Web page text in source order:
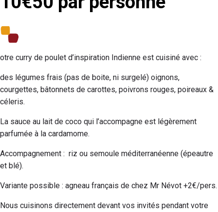
otre curry de poulet d’inspiration Indienne est cuisiné avec :
des légumes frais (pas de boite, ni surgelé) oignons,
courgettes, bâtonnets de carottes, poivrons rouges, poireaux &
céleris.
La sauce au lait de coco qui l’accompagne est légèrement
parfumée à la cardamome.
Accompagnement : riz ou semoule méditerranéenne (épeautre
et blé).
Variante possible : agneau français de chez Mr Névot +2€/pers.
Nous cuisinons directement devant vos invités pendant votre